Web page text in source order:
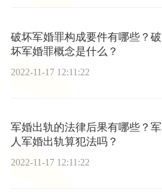
破坏军婚罪构成要件有哪些？破
坏军婚罪概念是什么？
2022-11-17 12:11:22
军婚出轨的法律后果有哪些？军
人军婚出轨算犯法吗？
2022-11-17 12:11:22